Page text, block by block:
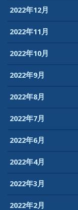
2022年12月
2022年11月
2022年10月
2022年9月
2022年8月
2022年7月
2022年6月
2022年4月
2022年3月
2022年2月